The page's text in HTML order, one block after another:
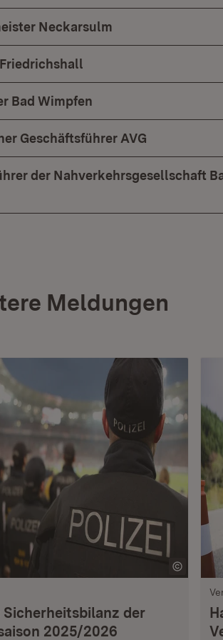
Neckarsulm
Bad Wimpfen
Geschäftsführer AVG
der Nahverkehrsgesellschaft
Meldungen
Sicherheitsbilanz der
2025/2026